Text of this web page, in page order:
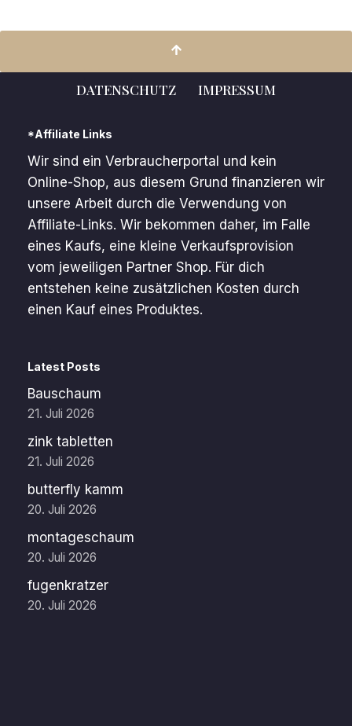
DATENSCHUTZ IMPRESSUM
*Affiliate Links
Wir sind ein Verbraucherportal und kein
Online-Shop, aus diesem Grund finanzieren wir
unsere Arbeit durch die Verwendung von
Affiliate-Links. Wir bekommen daher, im Falle
eines Kaufs, eine kleine Verkaufsprovision
vom jeweiligen Partner Shop. Für dich
entstehen keine zusätzlichen Kosten durch
einen Kauf eines Produktes.
Latest Posts
Bauschaum
21. Juli 2026
zink tabletten
21. Juli 2026
butterfly kamm
20. Juli 2026
montageschaum
20. Juli 2026
fugenkratzer
20. Juli 2026